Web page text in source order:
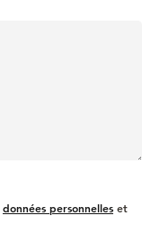
données personnelles et